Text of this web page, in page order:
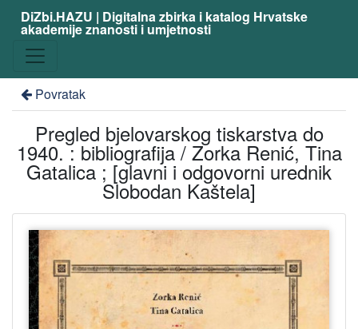
DiZbi.HAZU | Digitalna zbirka i katalog Hrvatske
akademije znanosti i umjetnosti
Povratak
Pregled bjelovarskog tiskarstva do
1940. : bibliografija / Zorka Renić, Tina
Gatalica ; [glavni i odgovorni urednik
Slobodan Kaštela]